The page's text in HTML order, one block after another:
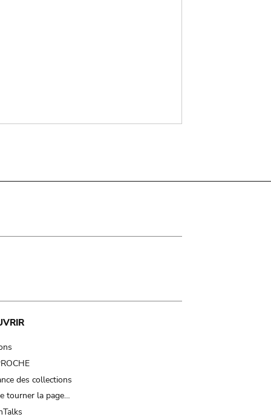
des collections
tourner la page…